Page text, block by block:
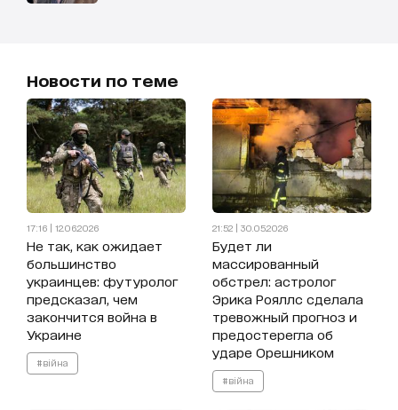
Новости по теме
17:16 | 12.06.2026
Не так, как ожидает
большинство
украинцев: футуролог
предсказал, чем
закончится война в
Украине
#війна
21:52 | 30.05.2026
Будет ли
массированный
обстрел: астролог
Эрика Рояллс сделала
тревожный прогноз и
предостерегла об
ударе Орешником
#війна